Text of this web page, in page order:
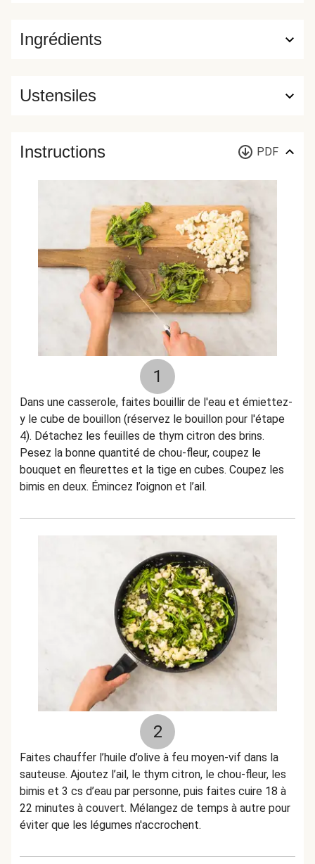
Ingrédients
Ustensiles
Instructions PDF
1
Dans une casserole, faites bouillir de l'eau et émiettez-
y le cube de bouillon (réservez le bouillon pour l'étape
4). Détachez les feuilles de thym citron des brins.
Pesez la bonne quantité de chou-fleur, coupez le
bouquet en fleurettes et la tige en cubes. Coupez les
bimis en deux. Émincez l’oignon et l’ail.
2
Faites chauffer l’huile d’olive à feu moyen-vif dans la
sauteuse. Ajoutez l’ail, le thym citron, le chou-fleur, les
bimis et 3 cs d’eau par personne, puis faites cuire 18 à
22 minutes à couvert. Mélangez de temps à autre pour
éviter que les légumes n'accrochent.